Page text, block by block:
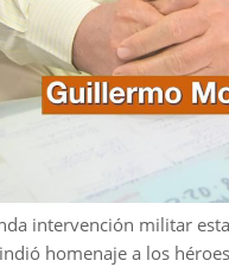
intervención militar
homenaje a los